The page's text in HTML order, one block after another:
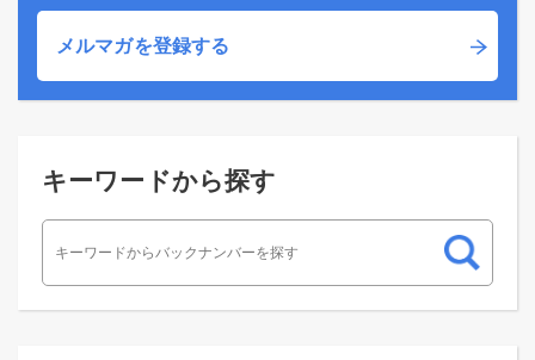
メルマガを登録する
キーワードから探す